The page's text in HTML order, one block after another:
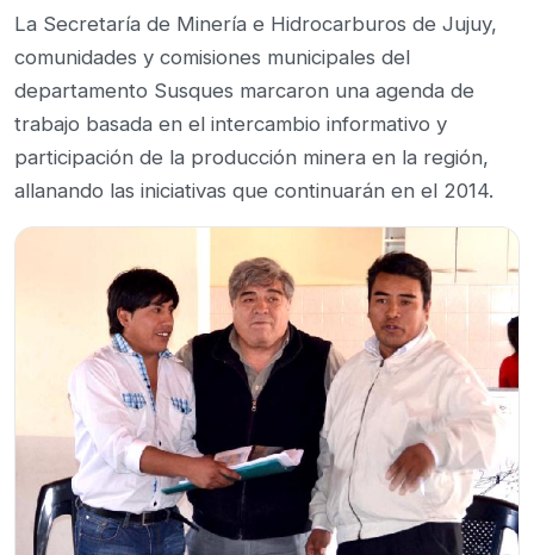
La Secretaría de Minería e Hidrocarburos de Jujuy,
comunidades y comisiones municipales del
departamento Susques marcaron una agenda de
trabajo basada en el intercambio informativo y
participación de la producción minera en la región,
allanando las iniciativas que continuarán en el 2014.